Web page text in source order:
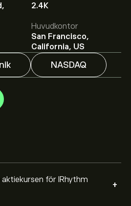
2.4K
Huvudkontor
San Francisco,
California, US
NASDAQ
för IRhythm
+
för IRhythm Holdings Inc
hos eToro för att få
och kursmål från
prisprognoser för IRhythm
marknadstrender, finansiella
tillväxt. Se den senaste
prisrörelser.
Holdings Inc är 4.2B‎$‎
från 5 analytiker för
är den övergripande